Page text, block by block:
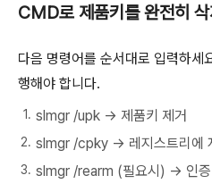
CMD로 제품키를 완전히
다음 명령어를 순서대로 입력하세
행해야 합니다.
slmgr /upk → 제품키 제거
slmgr /cpky → 레지스트리에
slmgr /rearm (필요시) → 인증